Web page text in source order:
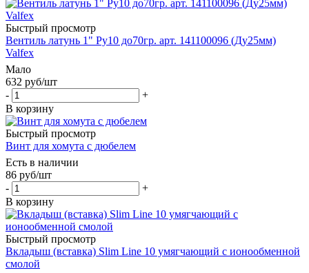
Быстрый просмотр
Вентиль латунь 1" Ру10 до70гр. арт. 141100096 (Ду25мм)
Valfex
Мало
632 руб/шт
-
+
В корзину
Быстрый просмотр
Винт для хомута с дюбелем
Есть в наличии
86 руб/шт
-
+
В корзину
Быстрый просмотр
Вкладыш (вставка) Slim Line 10 умягчающий с ионообменной
смолой